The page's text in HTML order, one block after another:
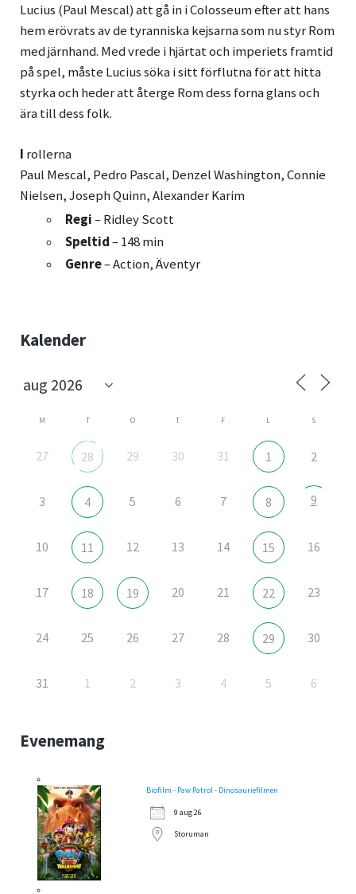
Lucius (Paul Mescal) att gå in i Colosseum efter att hans
hem erövrats av de tyranniska kejsarna som nu styr Rom
med järnhand. Med vrede i hjärtat och imperiets framtid
på spel, måste Lucius söka i sitt förflutna för att hitta
styrka och heder att återge Rom dess forna glans och
ära till dess folk.
I rollerna
Paul Mescal, Pedro Pascal, Denzel Washington, Connie
Nielsen, Joseph Quinn, Alexander Karim
Regi– Ridley Scott
Speltid– 148 min
Genre– Action, Äventyr
Sidebar
Kalender
M T O T F L S
27 28 29 30 31 1 2
3 4 5 6 7 8 9
10 11 12 13 14 15 16
17 18 19 20 21 22 23
24 25 26 27 28 29 30
31 1 2 3 4 5 6
Evenemang
Biofilm - Paw Patrol - Dinosauriefilmen
9 aug 26
Storuman